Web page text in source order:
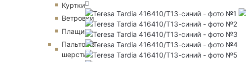
Куртки
Ветровки
Плащи
Пальто из
шерсти